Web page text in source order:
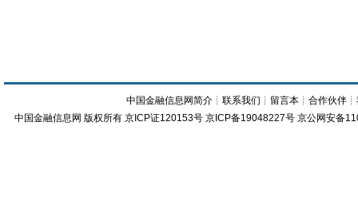
中国金融信息网简介 ┊联系我们 ┊ 留言本 ┊合作伙伴 ┊
中国金融信息网 版权所有 京ICP证120153号 京ICP备19048227号 京公网安备